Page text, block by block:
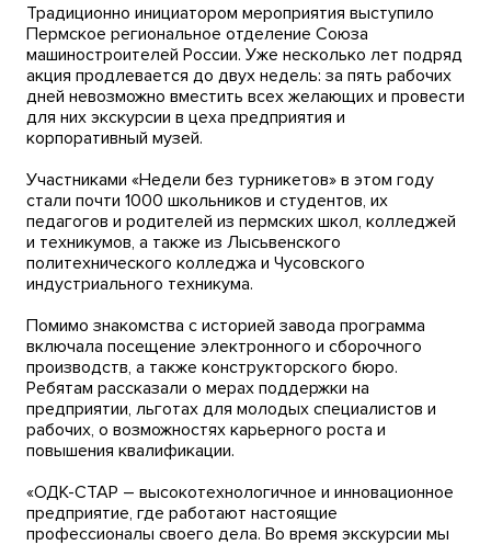
Традиционно инициатором мероприятия выступило
Пермское региональное отделение Союза
машиностроителей России. Уже несколько лет подряд
акция продлевается до двух недель: за пять рабочих
дней невозможно вместить всех желающих и провести
для них экскурсии в цеха предприятия и
корпоративный музей.
Участниками «Недели без турникетов» в этом году
стали почти 1000 школьников и студентов, их
педагогов и родителей из пермских школ, колледжей
и техникумов, а также из Лысьвенского
политехнического колледжа и Чусовского
индустриального техникума.
Помимо знакомства с историей завода программа
включала посещение электронного и сборочного
производств, а также конструкторского бюро.
Ребятам рассказали о мерах поддержки на
предприятии, льготах для молодых специалистов и
рабочих, о возможностях карьерного роста и
повышения квалификации.
«ОДК-СТАР – высокотехнологичное и инновационное
предприятие, где работают настоящие
профессионалы своего дела. Во время экскурсии мы